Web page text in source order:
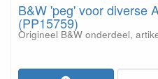
B&W 'peg' voor diverse
(PP15759)
Origineel B&W onderdeel,